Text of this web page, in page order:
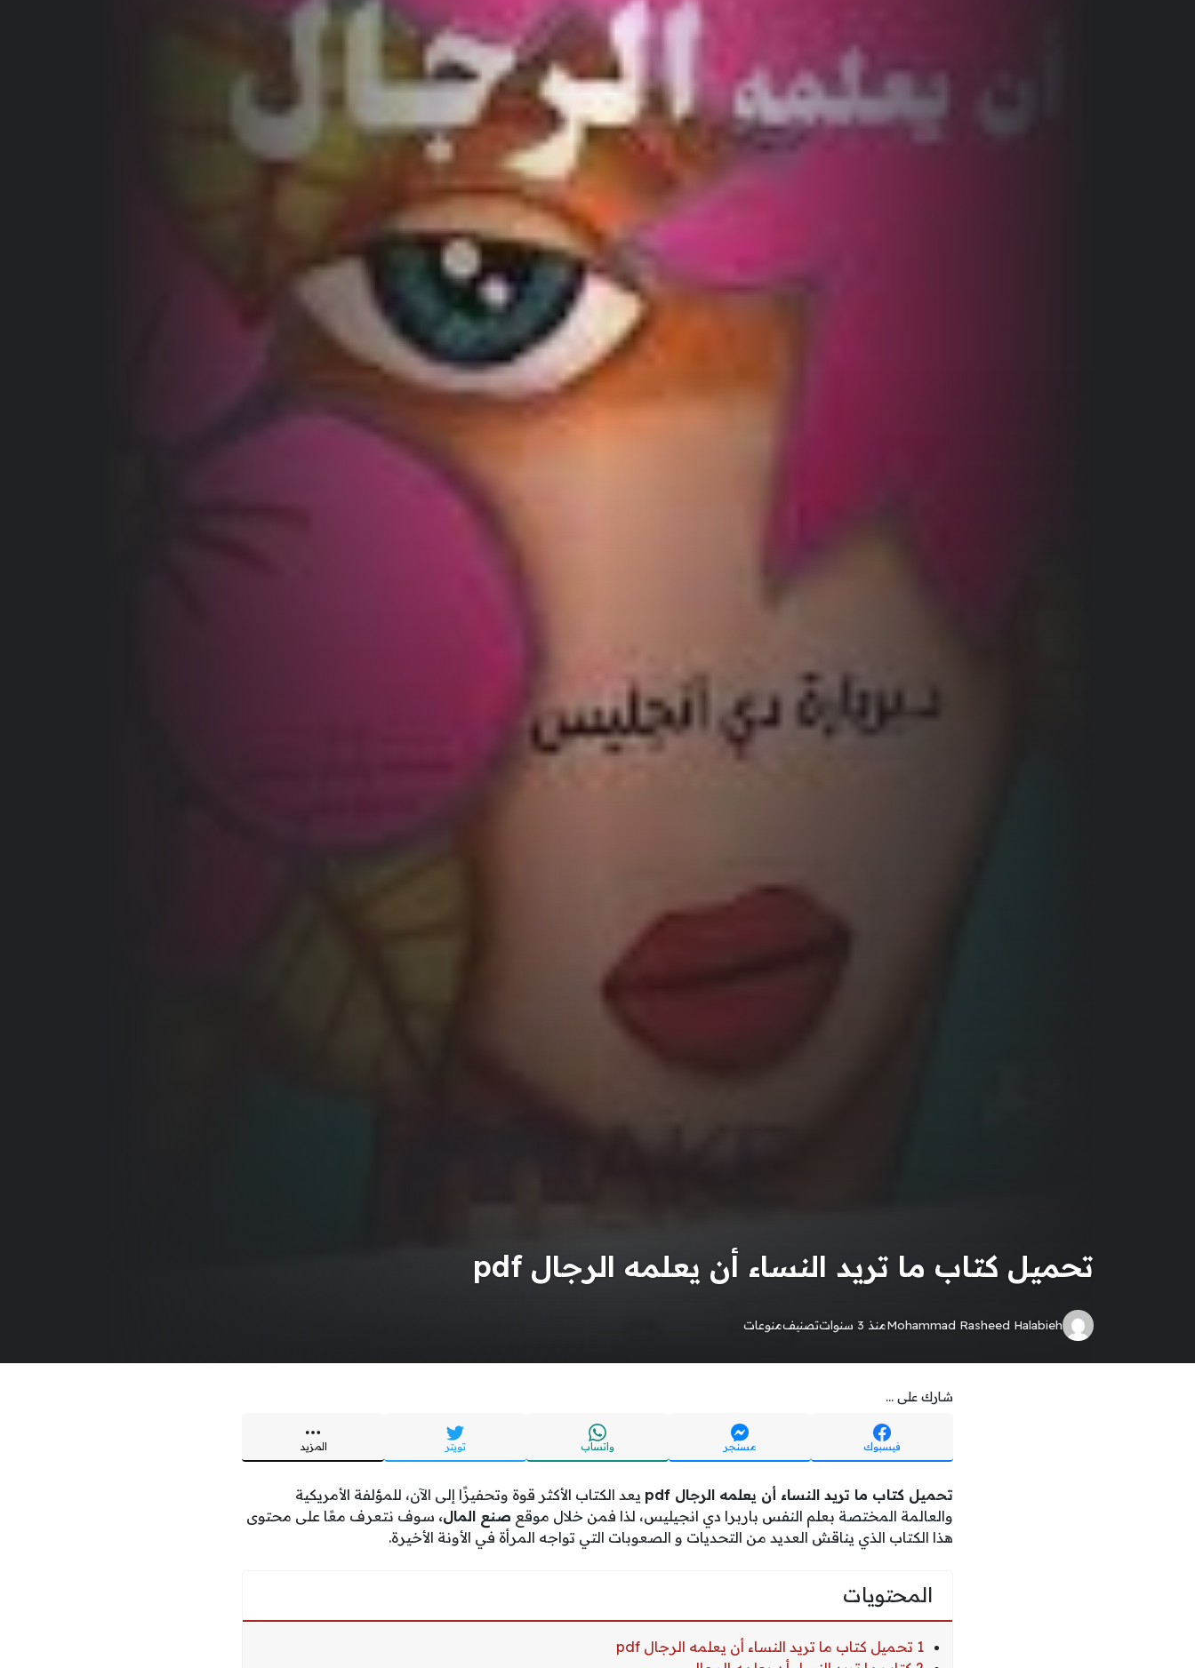
تحميل كتاب ما تريد النساء أن يعلمه الرجال pdf
Mohammad Rasheed Halabiehمنذ 3 سنوات تصنيفمنوعات
شارك على ...
فيسبوك مسنجر واتساب تويتر المزيد
تحميل كتاب ما تريد النساء أن يعلمه الرجال pdf
يعد الكتاب الأكثر قوة وتحفيزًا إلى الآن، للمؤلفة الأمريكية
والعالمة المختصة بعلم النفس باربرا دي انجيليس، لذا فمن خلال موقع صنع المال، سوف نتعرف معًا على محتوى
هذا الكتاب الذي يناقش العديد من التحديات و الصعوبات التي تواجه المرأة في الأونة الأخيرة.
المحتويات
1 تحميل كتاب ما تريد النساء أن يعلمه الرجال pdf